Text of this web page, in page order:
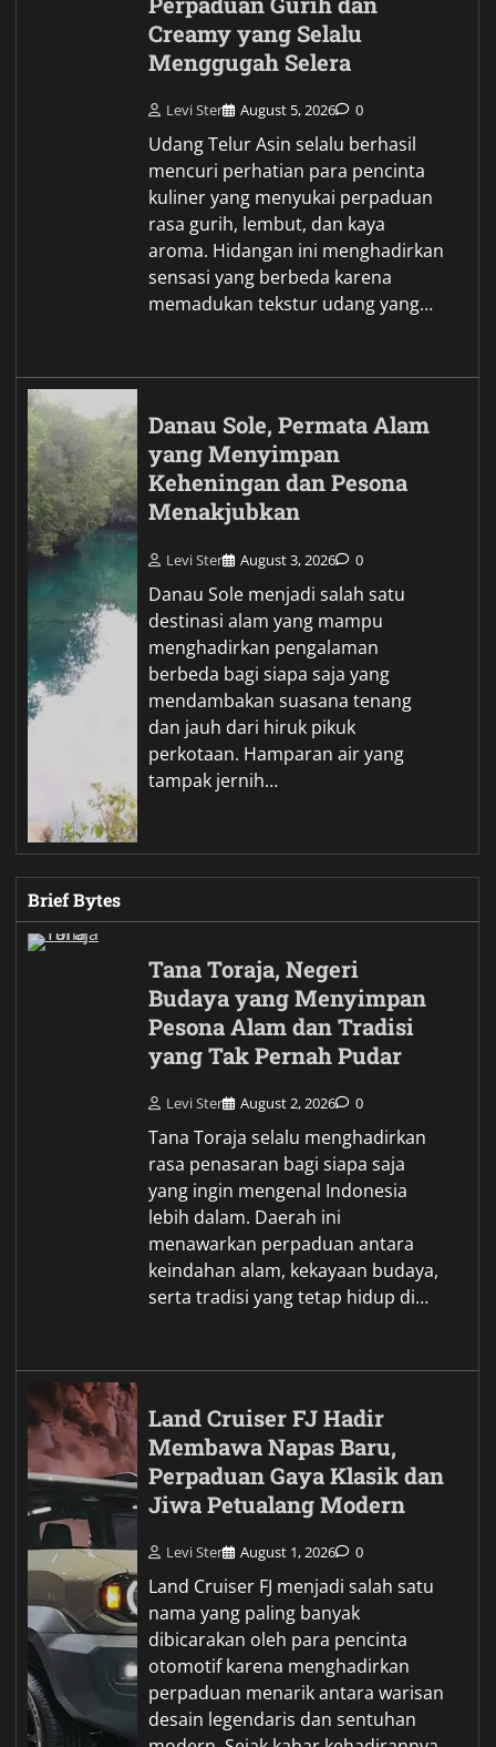
Creamy yang Selalu
Menggugah Selera
Levi Ster August 5, 2026 0
Udang Telur Asin selalu berhasil
mencuri perhatian para pencinta
kuliner yang menyukai perpaduan
rasa gurih, lembut, dan kaya
aroma. Hidangan ini menghadirkan
sensasi yang berbeda karena
memadukan tekstur udang yang…
Danau Sole, Permata Alam
yang Menyimpan
Keheningan dan Pesona
Menakjubkan
Levi Ster August 3, 2026 0
Danau Sole menjadi salah satu
destinasi alam yang mampu
menghadirkan pengalaman
berbeda bagi siapa saja yang
mendambakan suasana tenang
dan jauh dari hiruk pikuk
perkotaan. Hamparan air yang
tampak jernih…
Brief Bytes
Tana Toraja, Negeri
Budaya yang Menyimpan
Pesona Alam dan Tradisi
yang Tak Pernah Pudar
Levi Ster August 2, 2026 0
Tana Toraja selalu menghadirkan
rasa penasaran bagi siapa saja
yang ingin mengenal Indonesia
lebih dalam. Daerah ini
menawarkan perpaduan antara
keindahan alam, kekayaan budaya,
serta tradisi yang tetap hidup di…
Land Cruiser FJ Hadir
Membawa Napas Baru,
Perpaduan Gaya Klasik dan
Jiwa Petualang Modern
Levi Ster August 1, 2026 0
Land Cruiser FJ menjadi salah satu
nama yang paling banyak
dibicarakan oleh para pencinta
otomotif karena menghadirkan
perpaduan menarik antara warisan
desain legendaris dan sentuhan